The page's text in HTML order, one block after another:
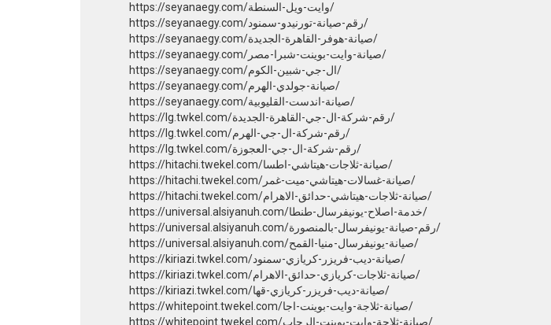
https://seyanaegy.com/وايت-ويل-السنطة/
https://seyanaegy.com/رقم-صيانة-تورنيدو-سمنود/
https://seyanaegy.com/صيانة-هوفر-القاهرة-الجديدة/ ‎
https://seyanaegy.com/صيانة-وايت-بوينت-شبرا-مصر/
https://seyanaegy.com/ال-جي-شبين-الكوم/
https://seyanaegy.com/صيانة-جولدي-الهرم/
https://seyanaegy.com/صيانة-اندست-القليوبية/
https://lg.twkel.com/رقم-شركة-ال-جي-القاهرة-الجديدة/ ‎
https://lg.twkel.com/رقم-شركة-ال-جي-الهرم/
https://lg.twkel.com/رقم-شركة-ال-جي-العجوزة/
https://hitachi.twekel.com/صيانة-ثلاجات-هيتاشي-اطسا/
https://hitachi.twekel.com/صيانة-غسالات-هيتاشي-ميت-غمر/ ‎
https://hitachi.twekel.com/صيانة-ثلاجات-هيتاشي-حدائق-الاهرام/
https://universal.alsiyanuh.com/خدمة-اصلاح-يونيفرسال-طنطا/
https://universal.alsiyanuh.com/رقم-صيانة-يونيفرسال-بالمنصورة/
https://universal.alsiyanuh.com/صيانة-يونيفرسال-منيا-القمح/
https://kiriazi.twkel.com/صيانة-ديب-فريزر-كريازي-سمنود/ ‎
https://kiriazi.twkel.com/صيانة-ثلاجات-كريازي-حدائق-الاهرام/ ‎
https://kiriazi.twkel.com/صيانة-ديب-فريزر-كريازي-قها/
https://whitepoint.twekel.com/صيانة-ثلاجة-وايت-بوينت-اجا/
https://whitepoint.twekel.com/صيانة-ثلاجة-وايت-بوينت-الرحاب/ ‎